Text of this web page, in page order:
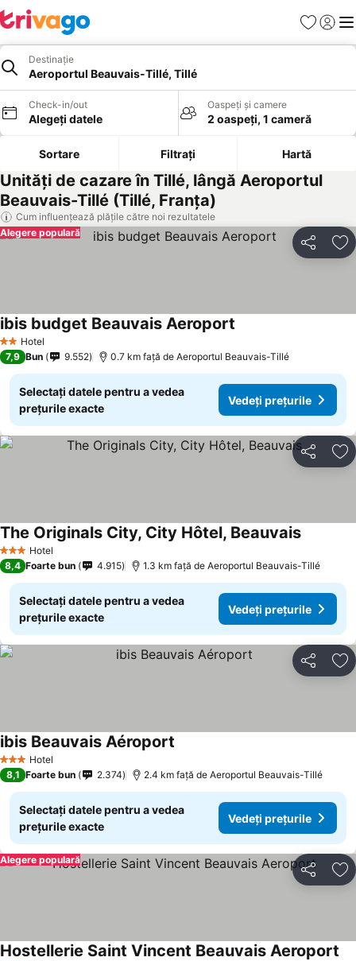
Favorite
Destinație
Aeroportul Beauvais-Tillé, Tillé
Check-in/out
Alegeți datele
Oaspeți și camere
2 oaspeți, 1 cameră
Sortare Filtrați Hartă
Unități de cazare în Tillé, lângă Aeroportul
Beauvais-Tillé (Tillé, Franţa)
Cum influențează plățile către noi rezultatele
Distribuiți
Alegere populară
2 SteleHotel
ibis budget Beauvais Aeroport
7,9 Bun 9.552 0.7 km faţă de Aeroportul Beauvais-Tillé
Selectați datele pentru a vedea
prețurile exacte
Vedeți prețurile
Distribuiți
3 SteleHotel
The Originals City, City Hôtel, Beauvais
8,4 Foarte bun 4.915 1.3 km faţă de Aeroportul Beauvais-Tillé
Selectați datele pentru a vedea
prețurile exacte
Vedeți prețurile
Distribuiți
3 SteleHotel
ibis Beauvais Aéroport
8,1 Foarte bun 2.374 2.4 km faţă de Aeroportul Beauvais-Tillé
Selectați datele pentru a vedea
prețurile exacte
Vedeți prețurile
Distribuiți
Alegere populară
Hostellerie Saint Vincent Beauvais Aeroport